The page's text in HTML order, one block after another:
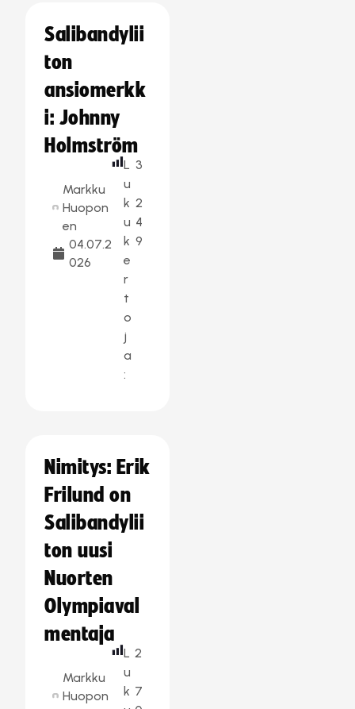
Salibandylii
ton
ansiomerkk
i: Johnny
Holmström
Markku
Huopon
en
04.07.2
026
L
u
k
u
k
e
r
t
o
j
a
:
3
2
4
9
Nimitys: Erik
Frilund on
Salibandylii
ton uusi
Nuorten
Olympiaval
mentaja
Markku
Huopon
L
u
k
2
7